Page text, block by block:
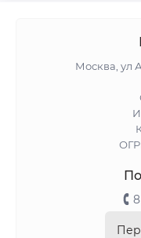
Москва, ул